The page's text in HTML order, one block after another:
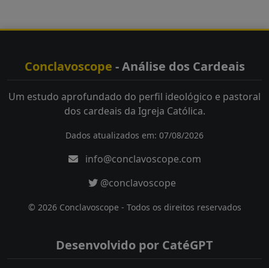
Conclavoscope - Análise dos Cardeais
Um estudo aprofundado do perfil ideológico e pastoral
dos cardeais da Igreja Católica.
Dados atualizados em: 07/08/2026
info@conclavoscope.com
@conclavoscope
© 2026 Conclavoscope - Todos os direitos reservados
Desenvolvido por CatéGPT